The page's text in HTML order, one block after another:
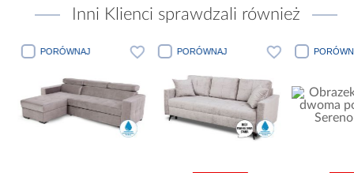
Inni Klienci sprawdzali również
PORÓWNAJ PORÓWNAJ